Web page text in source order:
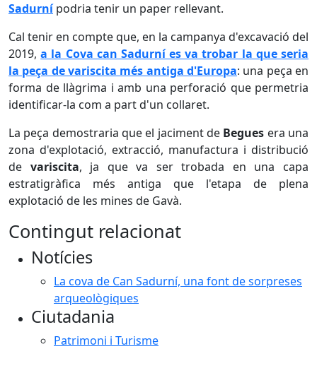
Sadurnípodria tenir un paper rellevant.
Cal tenir en compte que, en la campanya d'excavació del
2019,a la Cova can Sadurní es va trobar la que seria
la peça de variscita més antiga d'Europa: una peça en
forma de llàgrima i amb una perforació que permetria
identificar-la com a part d'un collaret.
La peça demostraria que el jaciment de Begues era una
zona d'explotació, extracció, manufactura i distribució
de variscita, ja que va ser trobada en una capa
estratigràfica més antiga que l'etapa de plena
explotació de les mines de Gavà.
Contingut relacionat
Notícies
La cova de Can Sadurní, una font de sorpreses
arqueològiques
Ciutadania
Patrimoni i Turisme